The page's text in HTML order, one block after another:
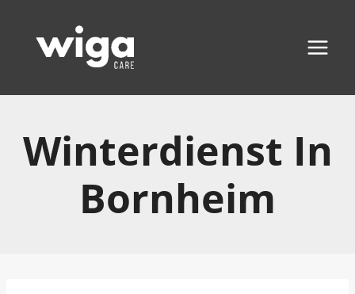
Inhalt
springen
Winterdienst In
Bornheim